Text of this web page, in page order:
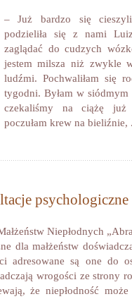
– Już bardzo się
podzieliła się z nami
zaglądać do cudzych
jestem milsza niż zwykle
ludźmi. Pochwaliłam się
tygodni. Byłam w siódmym
czekaliśmy na ciążę
poczułam krew na bieliźnie,
psychologiczne
Niepłodnych
dla małżeństw
adresowane są one do
wrogości ze strony
że niepłodność